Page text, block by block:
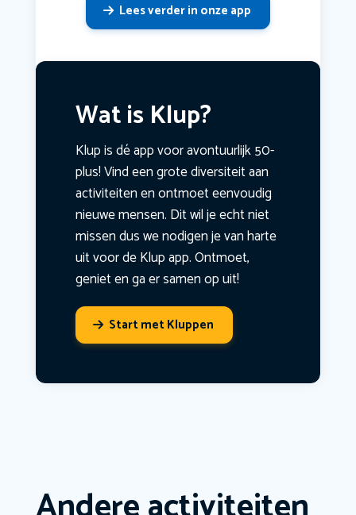
Lees verder in onze app
Wat is Klup?
Klup is dé app voor avontuurlijk 50-
plus! Vind een grote diversiteit aan
activiteiten en ontmoet eenvoudig
nieuwe mensen. Dit wil je echt niet
missen dus we nodigen je van harte
uit voor de Klup app. Ontmoet,
geniet en ga er samen op uit!
Start met Kluppen